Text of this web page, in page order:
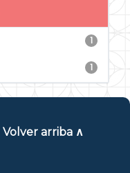
1
1
Volver arriba ∧